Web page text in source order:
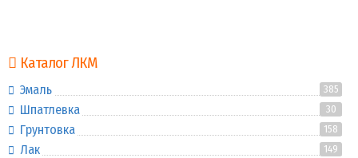
Каталог ЛКМ
Эмаль 385
Шпатлевка 30
Грунтовка 158
Лак 149